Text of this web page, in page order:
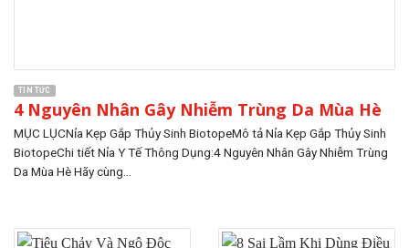
TIN TỨC
4 Nguyên Nhân Gây Nhiễm Trùng Da Mùa Hè
MỤC LỤCNỉa Kẹp Gắp Thủy Sinh BiotopeMô tả Nỉa Kẹp Gắp Thủy Sinh
BiotopeChi tiết Nỉa Y Tế Thông Dụng:4 Nguyên Nhân Gây Nhiễm Trùng
Da Mùa Hè Hãy cùng...